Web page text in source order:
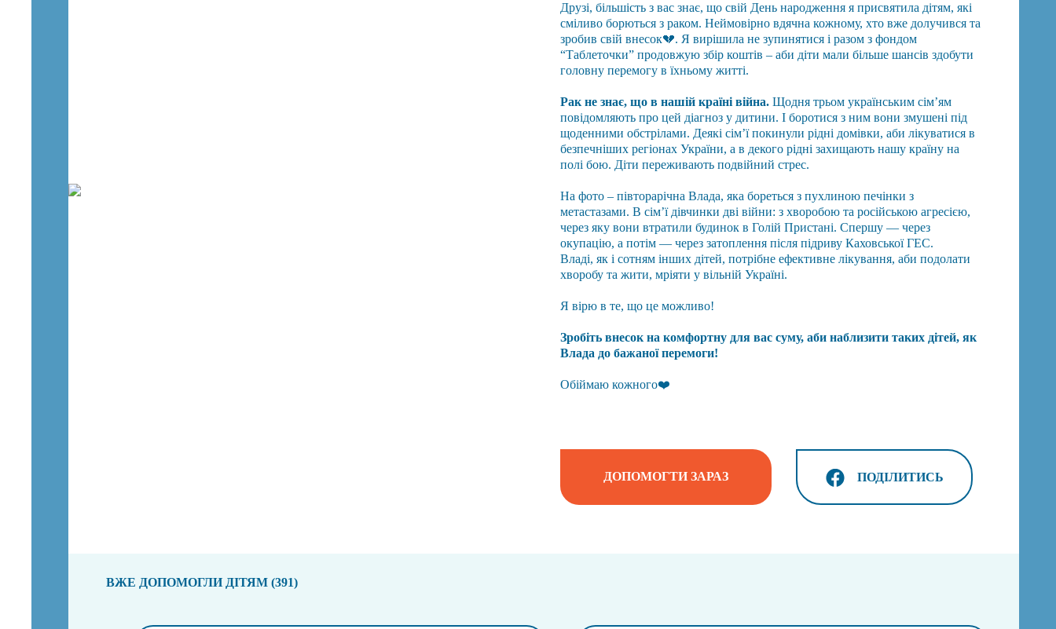
Друзі, більшість з вас знає, що свій День народження я присвятила дітям, які
сміливо борються з раком. Неймовірно вдячна кожному, хто вже долучився та
зробив свій внесок💔. Я вирішила не зупинятися і разом з фондом
“Таблеточки” продовжую збір коштів – аби діти мали більше шансів здобути
головну перемогу в їхньому житті.
Рак не знає, що в нашій країні війна. Щодня трьом українським сім’ям
повідомляють про цей діагноз у дитини. І боротися з ним вони змушені під
щоденними обстрілами. Деякі сім’ї покинули рідні домівки, аби лікуватися в
безпечніших регіонах України, а в декого рідні захищають нашу країну на
полі бою. Діти переживають подвійний стрес.
На фото – півторарічна Влада, яка бореться з пухлиною печінки з
метастазами. В сім’ї дівчинки дві війни: з хворобою та російською агресією,
через яку вони втратили будинок в Голій Пристані. Спершу — через
окупацію, а потім — через затоплення після підриву Каховської ГЕС.
Владі, як і сотням інших дітей, потрібне ефективне лікування, аби подолати
хворобу та жити, мріяти у вільній Україні.
Я вірю в те, що це можливо!
Зробіть внесок на комфортну для вас суму, аби наблизити таких дітей, як
Влада до бажаної перемоги!
Обіймаю кожного❤️
ДОПОМОГТИ ЗАРАЗ ПОДІЛИТИСЬ
ВЖЕ ДОПОМОГЛИ ДІТЯМ (391)